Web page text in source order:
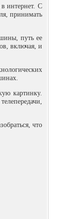
интернет. С
принимать
путь ее
включая, и
картинку.
что